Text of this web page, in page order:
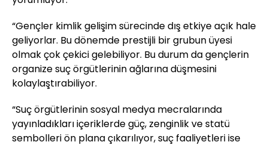
“Gençler kimlik gelişim sürecinde dış etkiye açık hale
geliyorlar. Bu dönemde prestijli bir grubun üyesi
olmak çok çekici gelebiliyor. Bu durum da gençlerin
organize suç örgütlerinin ağlarına düşmesini
kolaylaştırabiliyor.
“Suç örgütlerinin sosyal medya mecralarında
yayınladıkları içeriklerde güç, zenginlik ve statü
sembolleri ön plana çıkarılıyor, suç faaliyetleri ise